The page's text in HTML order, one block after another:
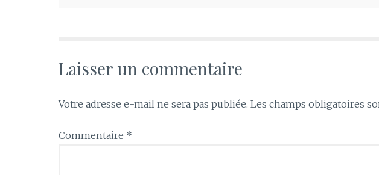
Laisser un commentaire
Votre adresse e-mail ne sera pas publiée. Les champs obligatoires
Commentaire *